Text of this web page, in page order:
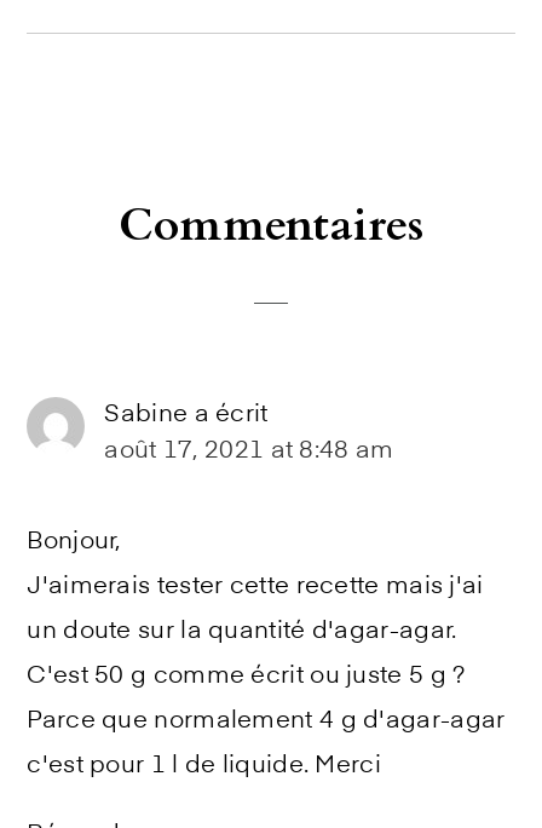
ReaderCommentaires
Sabine a écrit
août 17, 2021 at 8:48 am
Bonjour,
J'aimerais tester cette recette mais j'ai
un doute sur la quantité d'agar-agar.
C'est 50 g comme écrit ou juste 5 g ?
Parce que normalement 4 g d'agar-agar
c'est pour 1 l de liquide. Merci